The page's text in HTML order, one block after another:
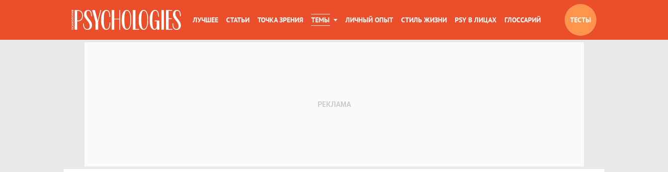
ЛУЧШЕЕ СТАТЬИ ТОЧКА ЗРЕНИЯ ТЕМЫ ЛИЧНЫЙ ОПЫТ СТИЛЬ ЖИЗНИ PSY В ЛИЦАХ ГЛОССАРИЙ ТЕСТЫ